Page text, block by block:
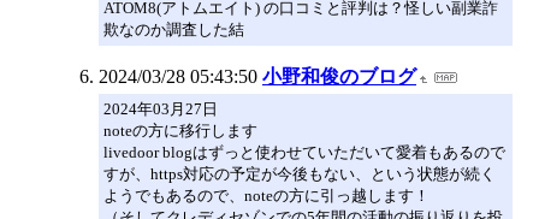
ATOM8(アトムエイト) の口コミと評判は？怪しい副業詐
欺なのか調査した結
2024/03/28 05:43:50 小野和俊のブログ
2024年03月27日
noteの方に移行します
livedoor blogはずっと使わせていただいて愛着もあるので
すが、https対応の予定が今後もない、という状態が続く
ようでもあるので、noteの方に引っ越します！